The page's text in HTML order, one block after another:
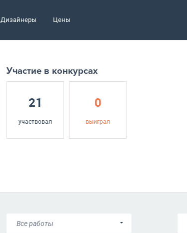
Дизайнеры Цены
Участие в конкурсах
21
участвовал
0
выиграл
Все работы